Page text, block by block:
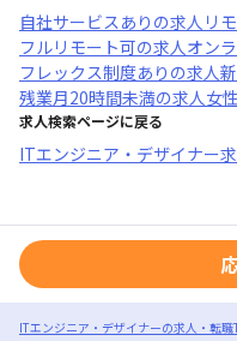
自社サービスあり の求人 リ
フルリモート可の求人オン
フレックス制度あり の求人
残業月20時間未満の求人女
求人検索ページに戻る
ITエンジニア・デザイナー
ITエンジニア・デザイナーの求人・転職